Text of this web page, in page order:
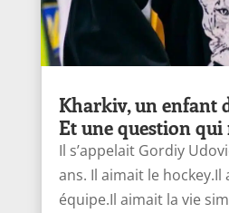
Kharkiv, un enfant
Et une question qui
Il s’appelait Gordiy
ans. Il aimait le hockey.Il
équipe.Il aimait la vie